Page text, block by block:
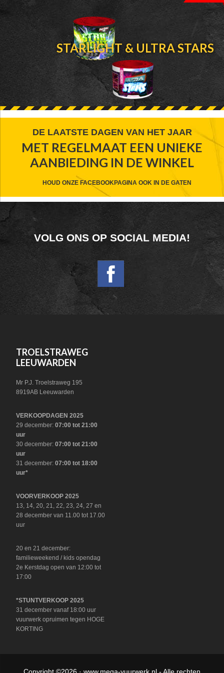
STARLIGHT & ULTRA STARS
FOOTER
WIDGET
HEADER
DE LAATSTE DAGEN VAN HET JAAR
MET REGELMAAT EEN UNIEKE
AANBIEDING IN DE WINKEL
HOUD ONZE FACEBOOKPAGINA OOK IN DE GATEN
FOOTER
WIDGET
HEADER
SOCIAL
VOLG ONS OP SOCIAL MEDIA!
TROELSTRAWEG
LEEUWARDEN
Mr P.J. Troelstraweg 195
8919AB Leeuwarden
VERKOOPDAGEN 2025
29 december:07:00 tot 21:00
uur
30 december:07:00 tot 21:00
uur
31 december:07:00 tot 18:00
uur*
VOORVERKOOP 2025
13, 14, 20, 21, 22, 23, 24, 27 en
28 december van 11.00 tot 17.00
uur
20 en 21 december:
familieweekend / kids opendag
2e Kerstdag open van 12:00 tot
17:00
*STUNTVERKOOP 2025
31 december vanaf 18:00 uur
vuurwerk opruimen tegen HOGE
KORTING